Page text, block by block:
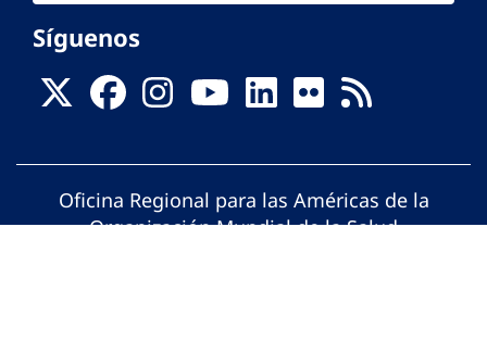
Síguenos
Oficina Regional para las Américas de la
Organización Mundial de la Salud